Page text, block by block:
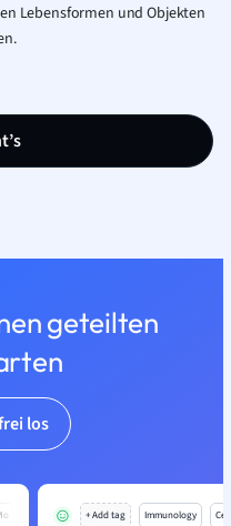
Lebensformen und Objekten
geteilten
los
+ Add tag Immunology